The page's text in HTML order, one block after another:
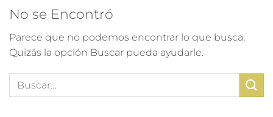
No se Encontró
Parece que no podemos encontrar lo que busca.
Quizás la opción Buscar pueda ayudarle.